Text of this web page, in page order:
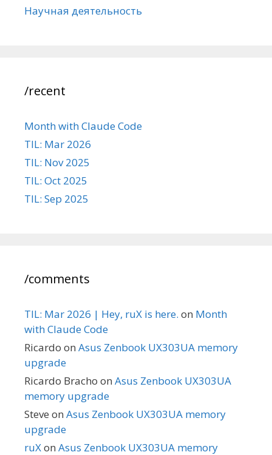
Научная деятельность
/recent
Month with Claude Code
TIL: Mar 2026
TIL: Nov 2025
TIL: Oct 2025
TIL: Sep 2025
/comments
TIL: Mar 2026 | Hey, ruX is here. on Month
with Claude Code
Ricardo on Asus Zenbook UX303UA memory
upgrade
Ricardo Bracho on Asus Zenbook UX303UA
memory upgrade
Steve on Asus Zenbook UX303UA memory
upgrade
ruXon Asus Zenbook UX303UA memory